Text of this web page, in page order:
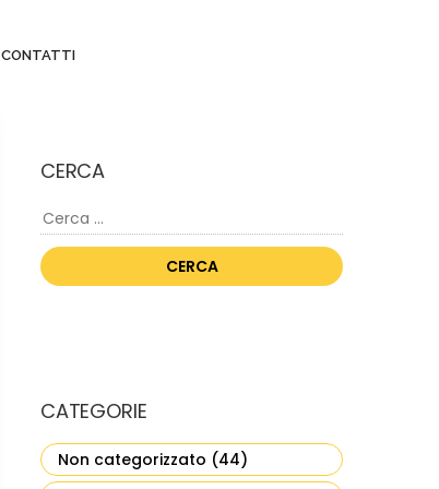
CONTATTI
CERCA
Ricerca
per:
CATEGORIE
Non categorizzato (44)